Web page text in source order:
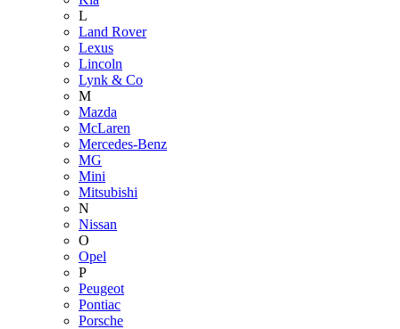
L
Land Rover
Lexus
Lincoln
Lynk & Co
M
Mazda
McLaren
Mercedes-Benz
MG
Mini
Mitsubishi
N
Nissan
O
Opel
P
Peugeot
Pontiac
Porsche